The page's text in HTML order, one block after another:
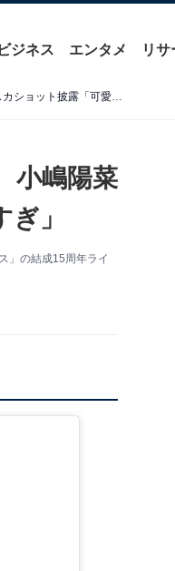
ジネス エンタメ リサ
「まだまだミニスカートいけます」高橋みなみ、小嶋陽菜＆峯岸みなみと超ミニスカショット披露「可愛すぎ」
小嶋陽菜
」
」の結成15周年ライ